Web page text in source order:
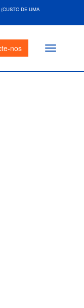
(CUSTO DE UMA
nos
Toggle